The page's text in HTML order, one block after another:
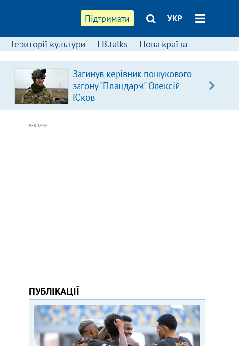
Підтримати УКР
Території культури LB.talks Нова країна
Загинув керівник пошукового
загону "Плацдарм" Олексій
Юков
РЕКЛАМА
ПУБЛІКАЦІЇ